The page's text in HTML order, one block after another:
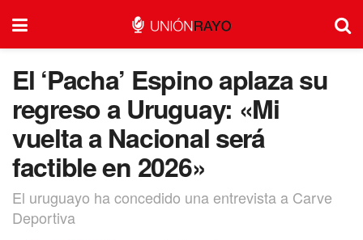
El ‘Pacha’ Espino aplaza su
regreso a Uruguay: «Mi
vuelta a Nacional será
factible en 2026»
El uruguayo ha concedido una entrevista a Carve
Deportiva